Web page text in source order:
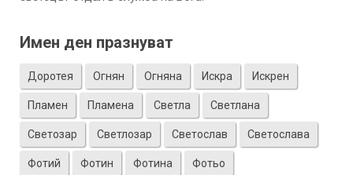
Имен ден празнуват
Доротея Огнян Огняна Искра Искрен
Пламен Пламена Светла Светлана
Светозар Светлозар Светослав Светослава
Фотий Фотин Фотина Фотьо